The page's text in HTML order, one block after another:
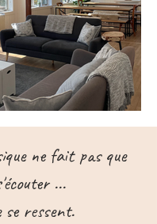
ne fait pas que
...
se ressent.